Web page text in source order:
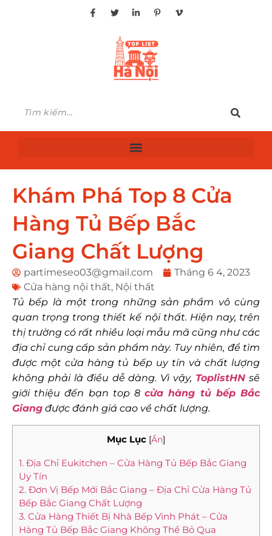
Khám Phá Top 8 Cửa
Hàng Tủ Bếp Bắc
Giang Chất Lượng
partimeseo03@gmail.com
Tháng 6 4, 2023
Cửa hàng nội thất, Nội thất
Tủ bếp là một trong những sản phẩm vô cùng
quan trọng trong thiết kế nội thất. Hiện nay, trên
thị trường có rất nhiều loại mẫu mã cũng như các
địa chỉ cung cấp sản phẩm này. Tuy nhiên, để tìm
được một cửa hàng tủ bếp uy tín và chất lượng
không phải là điều dễ dàng. Vì vậy, ToplistHN sẽ
giới thiệu đến bạn top 8cửa hàng tủ bếp Bắc
Giang được đánh giá cao về chất lượng.
Mục Lục [Ẩn]
1. Địa Chỉ Eukitchen – Cửa Hàng Tủ Bếp Bắc Giang
Uy Tín
2. Đơn Vị Bếp Mới Bắc Giang – Địa Chỉ Cửa Hàng Tủ
Bếp Bắc Giang Chất Lượng
3. Cửa Hàng Thiết Bị Nhà Bếp Vinh Phát – Cửa
Hàng Tủ Bếp Bắc Giang Không Thể Bỏ Qua